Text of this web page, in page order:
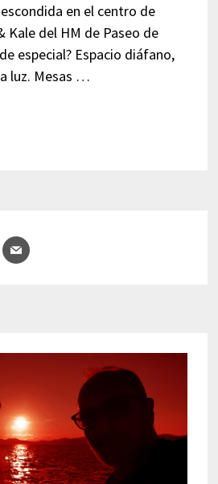
en el centro de
Kale del HM de Paseo de
especial? Espacio diáfano,
luz. Mesas …